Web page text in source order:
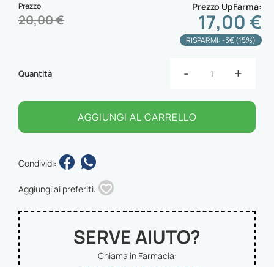
Prezzo UpFarma
17,00 €
Prezzo
20,00 €
RISPARMI: -3€ (15%)
Quantità - +
AGGIUNGI AL CARRELLO
Condividi:
Aggiungi ai preferiti:
SERVE AIUTO?
Chiama in Farmacia: